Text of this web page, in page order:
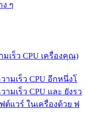
ง ๆ
มเร็ว CPU เครื่องคุณ)
ามเร็ว CPU อีกหนึ่งโ
มเร็ว CPU และ ยังรว
แวร์ ในเครื่องด้วย ฟ